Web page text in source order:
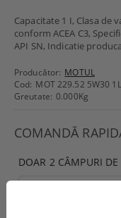
Capacitate 1 I, Clasa de
conform ACEA C3,
API SN, Indicatie
Producător: MOTUL
Cod: MOT 229.52 5W30
Greutate: 0.000Kg
COMANDĂ
DOAR 2 CÂMPURI